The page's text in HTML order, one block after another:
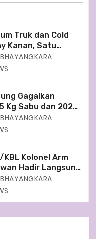
Truk dan Cold
Kanan, Satu
Tulang Kaki
BHAYANGKARA
Gagalkan
Kg Sabu dan 202
di Bakauheni
BHAYANGKARA
KBL Kolonel Arm
Hadir Langsung
HUT
Ke 80
BHAYANGKARA